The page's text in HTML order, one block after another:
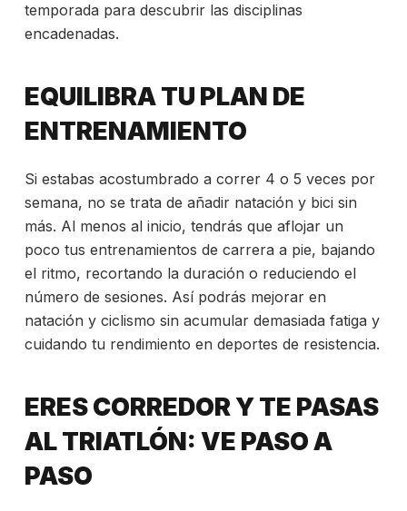
temporada para descubrir las disciplinas
encadenadas.
EQUILIBRA TU PLAN DE
ENTRENAMIENTO
Si estabas acostumbrado a correr 4 o 5 veces por
semana, no se trata de añadir natación y bici sin
más. Al menos al inicio, tendrás que aflojar un
poco tus entrenamientos de carrera a pie, bajando
el ritmo, recortando la duración o reduciendo el
número de sesiones. Así podrás mejorar en
natación y ciclismo sin acumular demasiada fatiga y
cuidando tu rendimiento en deportes de resistencia.
ERES CORREDOR Y TE PASAS
AL TRIATLÓN: VE PASO A
PASO